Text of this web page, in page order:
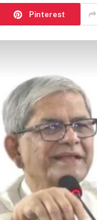
Pinterest